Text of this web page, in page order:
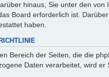
hinaus, Sie unter den
Board erforderlich ist.
haben.
Bereich der Seiten, die die
Daten verarbeitet, wird